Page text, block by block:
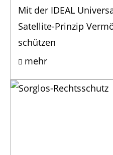
Mit der IDEAL
Satellite-Prinzip
schützen
mehr